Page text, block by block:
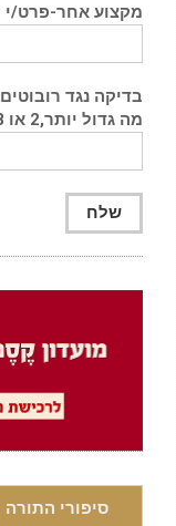
מקצוע אחר-פרט/י
בדיקה נגד רובוטים
מה גדול יותר,2 או 8
סיפורי התורה